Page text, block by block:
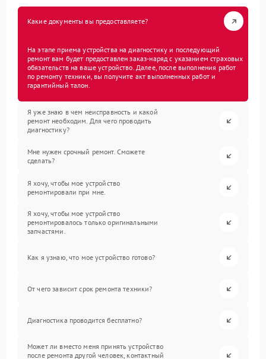
Какие документы вы предоставляете?
На этапе приема устройства на диагностику и последующий
ремонт вам будет предоставлен заказ-наряд с указанием страховых
обязательств на ваше устройство. Далее, после выполнения работ
по ремонту техники, вы получите акт выполненных работ и
гарантийный талон.
Я уже знаю в чем неисправность и какой
ремонт необходим. Для чего проводить
диагностику?
Мне нужен срочный ремонт. Сможете
сделать?
Я хочу, чтобы мое устройство
ремонтировали при мне.
Я хочу, чтобы мое устройство
ремонтировалось только оригинальными
запчастями.
Как я узнаю, что мое устройство готово?
От чего зависит срок ремонта техники?
Диагностика проводится бесплатно?
Может ли вместо меня принять устройство
после ремонта другой человек, контактный